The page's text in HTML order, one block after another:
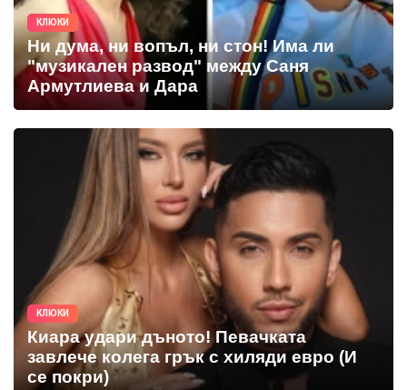
КЛЮКИ
Ни дума, ни вопъл, ни стон! Има ли
"музикален развод" между Саня
Армутлиева и Дара
КЛЮКИ
Киара удари дъното! Певачката
завлече колега грък с хиляди евро (И
се покри)